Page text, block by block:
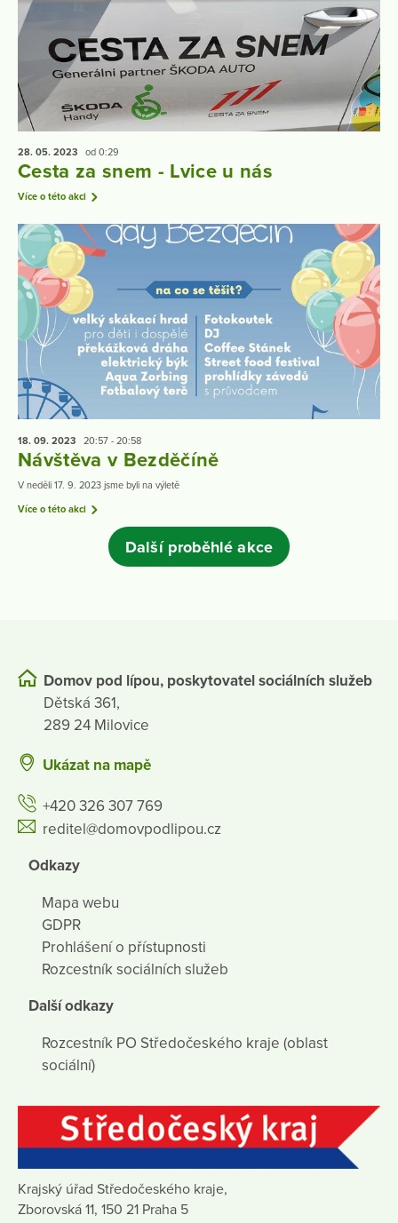
28. 05. 2023 od 0:29
Cesta za snem - Lvice u nás
Více o této akci
18. 09. 2023 20:57 - 20:58
Návštěva v Bezděčíně
V neděli 17. 9. 2023 jsme byli na výletě
Více o této akci
Další proběhlé akce
Domov pod lípou, poskytovatel sociálních služeb
Dětská 361,
289 24 Milovice
Ukázat na mapě
+420 326 307 769
reditel@domovpodlipou.cz
Odkazy
Mapa webu
GDPR
Prohlášení o přístupnosti
Rozcestník sociálních služeb
Další odkazy
Rozcestník PO Středočeského kraje (oblast
sociální)
Krajský úřad Středočeského kraje,
Zborovská 11, 150 21 Praha 5